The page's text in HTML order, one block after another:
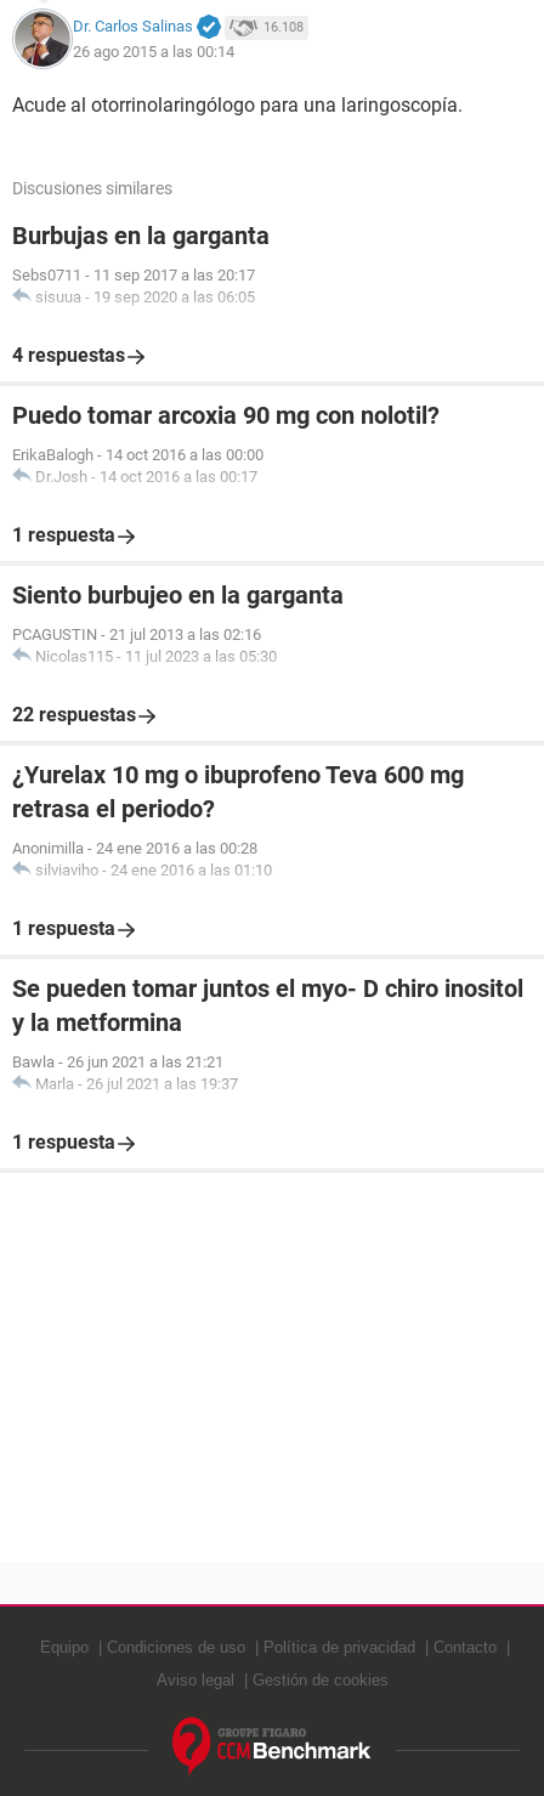
Dr. Carlos Salinas 16.108
26 ago 2015 a las 00:14
Acude al otorrinolaringólogo para una laringoscopía.
Discusiones similares
Burbujas en la garganta
Sebs0711 - 11 sep 2017 a las 20:17
sisuua - 19 sep 2020 a las 06:05
4 respuestas
Puedo tomar arcoxia 90 mg con nolotil?
ErikaBalogh - 14 oct 2016 a las 00:00
Dr.Josh - 14 oct 2016 a las 00:17
1 respuesta
Siento burbujeo en la garganta
PCAGUSTIN - 21 jul 2013 a las 02:16
Nicolas115 - 11 jul 2023 a las 05:30
22 respuestas
¿Yurelax 10 mg o ibuprofeno Teva 600 mg
retrasa el periodo?
Anonimilla - 24 ene 2016 a las 00:28
silviaviho - 24 ene 2016 a las 01:10
1 respuesta
Se pueden tomar juntos el myo- D chiro inositol
y la metformina
Bawla - 26 jun 2021 a las 21:21
Marla - 26 jul 2021 a las 19:37
1 respuesta
Equipo Condiciones de uso Política de privacidad
Contacto
Aviso legal
Gestión de cookies